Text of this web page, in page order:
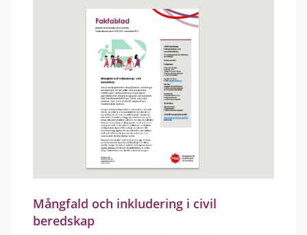
Mångfald och inkludering i civil
beredskap